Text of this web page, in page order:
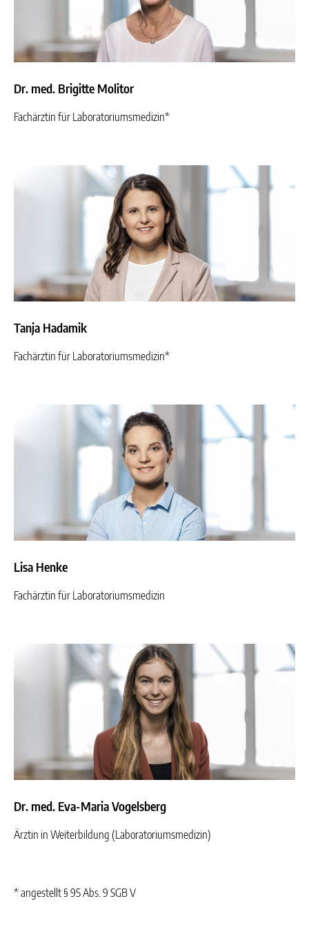
Dr. med. Brigitte Molitor
Fachärztin für Laboratoriumsmedizin*
Tanja Hadamik
Fachärztin für Laboratoriumsmedizin*
Lisa Henke
Fachärztin für Laboratoriumsmedizin
Dr. med. Eva-Maria Vogelsberg
Ärztin in Weiterbildung (Laboratoriumsmedizin)
* angestellt § 95 Abs. 9 SGB V